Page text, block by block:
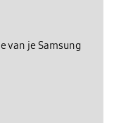
van je Samsung